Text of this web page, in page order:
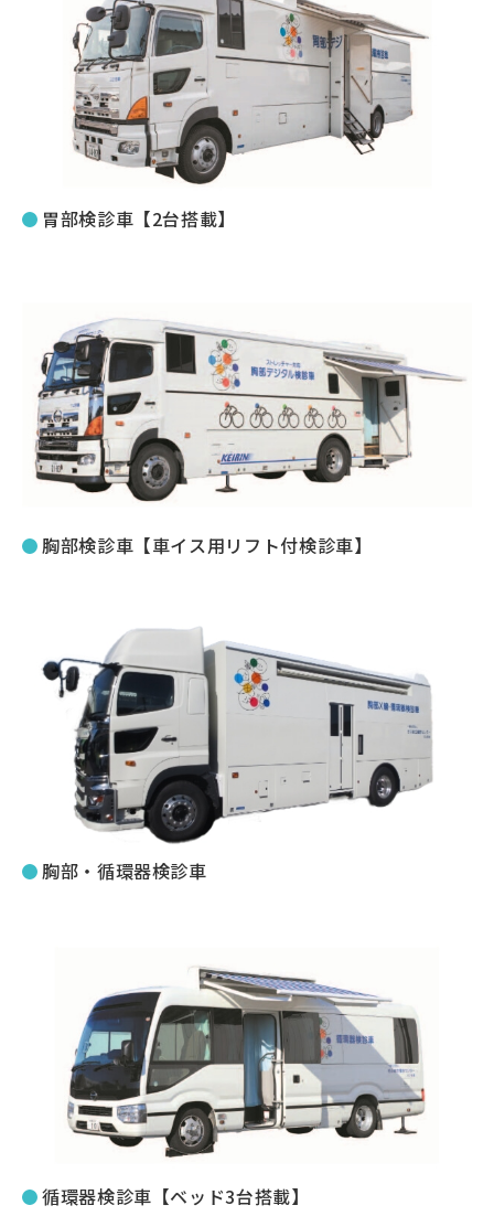
胃部検診車【2台搭載】
胸部検診車【車イス用リフト付検診車】
胸部・循環器検診車
循環器検診車【ベッド3台搭載】